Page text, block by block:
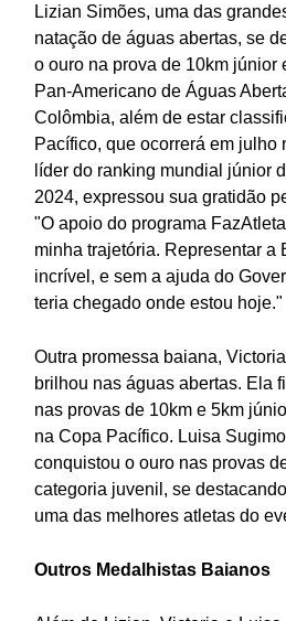
Lizian Simões, uma das
natação de águas abertas, se
o ouro na prova de 10km júnior
Pan-Americano de Águas
Colômbia, além de estar
Pacífico, que ocorrerá em julho
líder do ranking mundial júnior
2024, expressou sua gratidão
"O apoio do programa
minha trajetória. Representar a
incrível, e sem a ajuda do
teria chegado onde estou hoje."
Outra promessa baiana,
brilhou nas águas abertas. Ela
nas provas de 10km e 5km
na Copa Pacífico. Luisa
conquistou o ouro nas provas
categoria juvenil, se
uma das melhores atletas do
Outros Medalhistas Baianos